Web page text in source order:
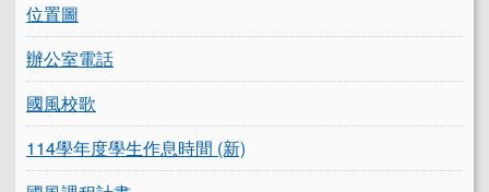
位置圖
辦公室電話
國風校歌
114學年度學生作息時間 (新)